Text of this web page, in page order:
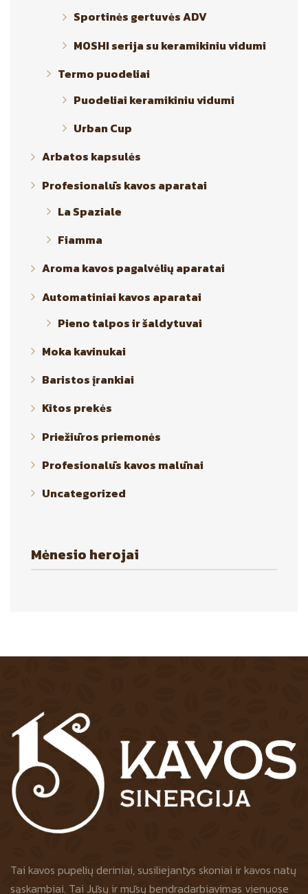
Sportinės gertuvės ADV
MOSHI serija su keramikiniu vidumi
Termo puodeliai
Puodeliai keramikiniu vidumi
Urban Cup
Arbatos kapsulės
Profesionalūs kavos aparatai
La Spaziale
Fiamma
Aroma kavos pagalvėlių aparatai
Automatiniai kavos aparatai
Pieno talpos ir šaldytuvai
Moka kavinukai
Baristos įrankiai
Kitos prekės
Priežiūros priemonės
Profesionalūs kavos malūnai
Uncategorized
Mėnesio herojai
Tai kavos pupelių deriniai, susiliejantys skoniai ir kavos natų
sąskambiai. Tai Jūsų ir mūsų bendradarbiavimas vienuose